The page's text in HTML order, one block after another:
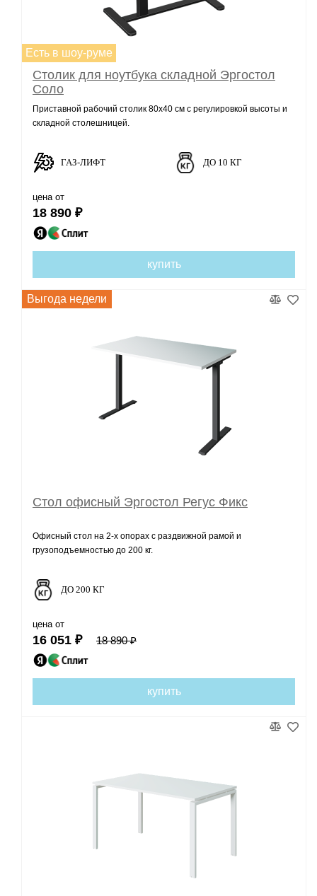
Есть в шоу-руме
Столик для ноутбука складной Эргостол
Соло
Приставной рабочий столик 80х40 см с регулировкой высоты и
складной столешницей.
ГАЗ-ЛИФТ ДО 10 КГ
цена от
18 890 ₽
купить
Выгода недели
Стол офисный Эргостол Регус Фикс
Офисный стол на 2-х опорах с раздвижной рамой и
грузоподъемностью до 200 кг.
ДО 200 КГ
цена от
16 051 ₽ 18 890 ₽
купить